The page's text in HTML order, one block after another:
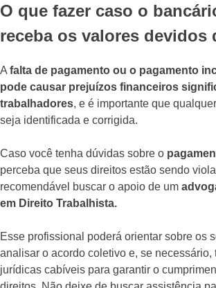
O que fazer caso o
receba os valores devidos
A falta de pagamento ou o pagamento
pode causar prejuízos financeiros
trabalhadores, e é importante que
seja identificada e corrigida.
Caso você tenha dúvidas sobre o
perceba que seus direitos estão sendo
recomendável buscar o apoio de um
em Direito Trabalhista.
Esse profissional poderá orientar sobre os
analisar o acordo coletivo e, se necessário,
jurídicas cabíveis para garantir o